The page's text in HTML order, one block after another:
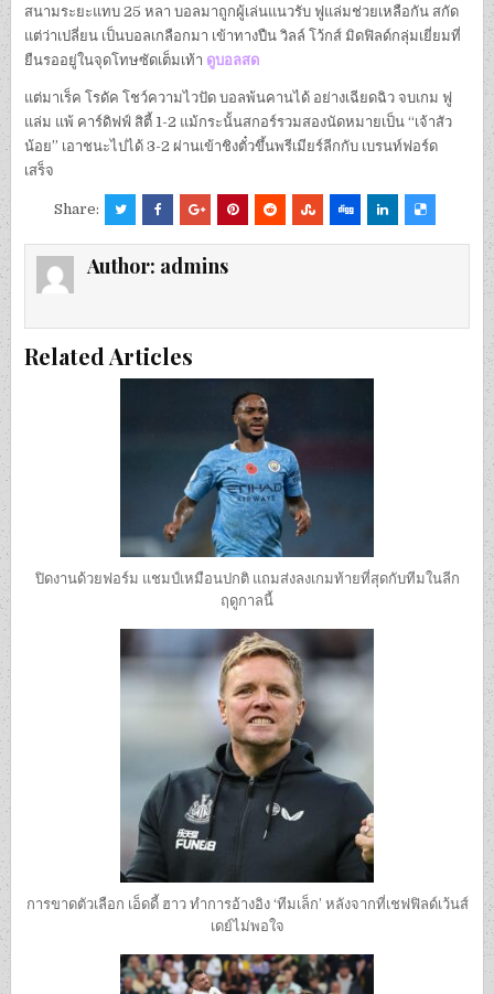
สนามระยะแทบ 25 หลา บอลมาถูกผู้เล่นแนวรับ ฟูแล่มช่วยเหลือกัน สกัด
แต่ว่าเปลี่ยน เป็นบอลเกลือกมา เข้าทางปืน วิลล์ โว้กส์ มิดฟิลด์กลุ่มเยี่ยมที่
ยืนรออยู่ในจุดโทษซัดเต็มเท้า ดูบอลสด
แต่มาเร็ค โรดัค โชว์ความไวปัด บอลพ้นคานได้ อย่างเฉียดฉิว จบเกม ฟู
แล่ม แพ้ คาร์ดิฟฟ์ สิตี้ 1-2 แม้กระนั้นสกอร์รวมสองนัดหมายเป็น “เจ้าสัว
น้อย” เอาชนะไปได้ 3-2 ผ่านเข้าชิงตั๋วขึ้นพรีเมียร์ลีกกับ เบรนท์ฟอร์ด
เสร็จ
Share:
Author: admins
Related Articles
ปิดงานด้วยฟอร์ม แชมป์เหมือนปกติ แถมส่งลงเกมท้ายที่สุดกับทีมในลีก
ฤดูกาลนี้
การขาดตัวเลือก เอ็ดดี้ ฮาว ทำการอ้างอิง ‘ทีมเล็ก’ หลังจากที่เชฟฟิลด์เว้นส์
เดย์ไม่พอใจ